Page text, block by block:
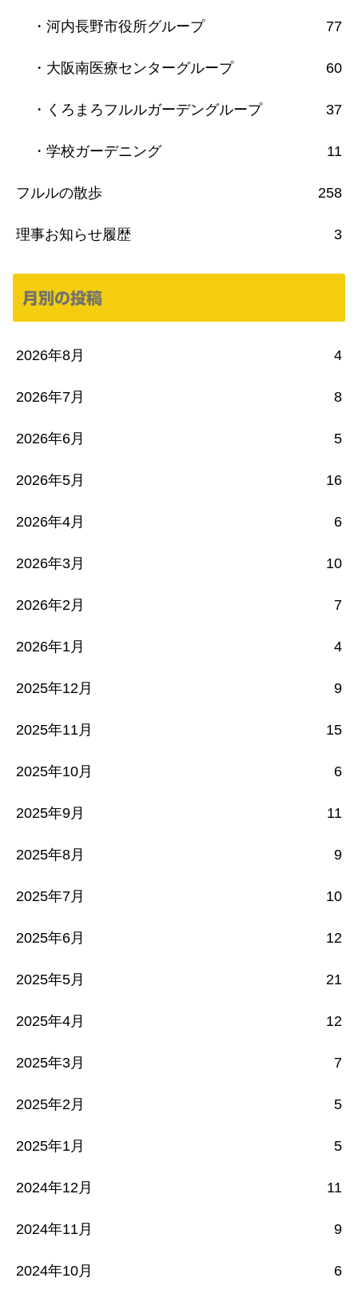
・河内長野市役所グループ 77
・大阪南医療センターグループ 60
・くろまろフルルガーデングループ 37
・学校ガーデニング 11
フルルの散歩 258
理事お知らせ履歴 3
月別の投稿
2026年8月 4
2026年7月 8
2026年6月 5
2026年5月 16
2026年4月 6
2026年3月 10
2026年2月 7
2026年1月 4
2025年12月 9
2025年11月 15
2025年10月 6
2025年9月 11
2025年8月 9
2025年7月 10
2025年6月 12
2025年5月 21
2025年4月 12
2025年3月 7
2025年2月 5
2025年1月 5
2024年12月 11
2024年11月 9
2024年10月 6